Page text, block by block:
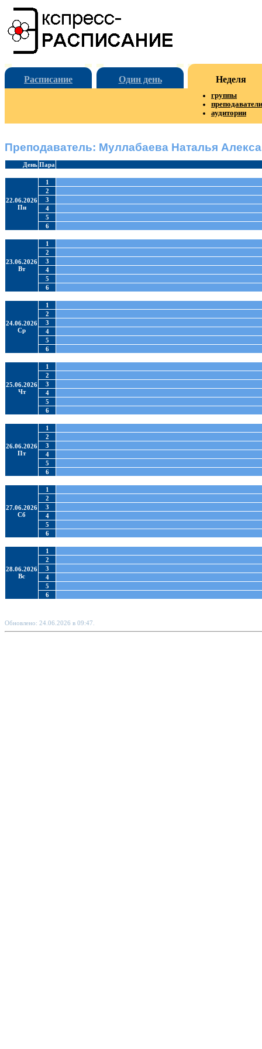
Расписание Один день Неделя
группы
преподаватели
аудитории
Преподаватель: Муллабаева Наталья
День Пара
22.06.2026
Пн
1
2
3
4
5
6
23.06.2026
Вт
1
2
3
4
5
6
24.06.2026
Ср
1
2
3
4
5
6
25.06.2026
Чт
1
2
3
4
5
6
26.06.2026
Пт
1
2
3
4
5
6
27.06.2026
Сб
1
2
3
4
5
6
28.06.2026
Вс
1
2
3
4
5
6
Обновлено: 24.06.2026 в 09:47.